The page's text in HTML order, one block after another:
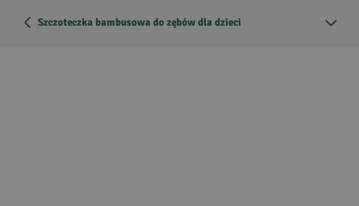
Szczoteczka bambusowa do zębów dla dzieci